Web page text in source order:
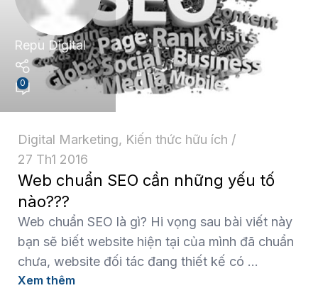
Repu Digital
0
Digital Marketing, Kiến thức hữu ích
27 Th1 2016
Web chuẩn SEO cần những yếu tố
nào???
Web chuẩn SEO là gì? Hi vọng sau bài viết này
bạn sẽ biết website hiện tại của mình đã chuẩn
chưa, website đối tác đang thiết kế có ...
Xem thêm